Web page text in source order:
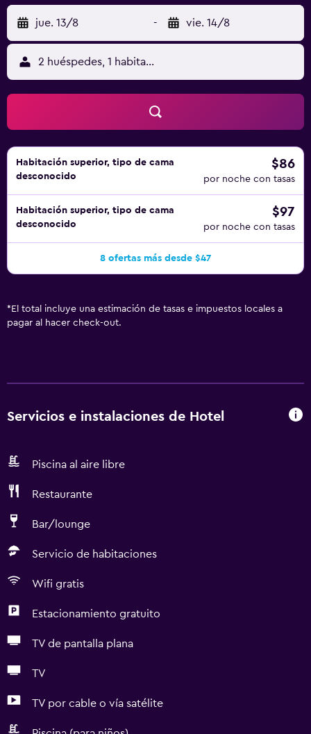
aplique un recargo).
jue. 13/8 - vie. 14/8
2 huéspedes, 1 habitación
Habitación superior, tipo de cama
desconocido
$86
por noche con tasas
Habitación superior, tipo de cama
desconocido
$97
por noche con tasas
8 ofertas más desde $47
* El total incluye una estimación de tasas e impuestos locales a
pagar al hacer check-out.
Servicios e instalaciones de Hotel
Piscina al aire libre
Restaurante
Bar/lounge
Servicio de habitaciones
Wifi gratis
Estacionamiento gratuito
TV de pantalla plana
TV
TV por cable o vía satélite